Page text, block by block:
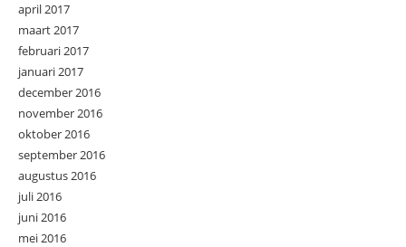
april 2017
maart 2017
februari 2017
januari 2017
december 2016
november 2016
oktober 2016
september 2016
augustus 2016
juli 2016
juni 2016
mei 2016